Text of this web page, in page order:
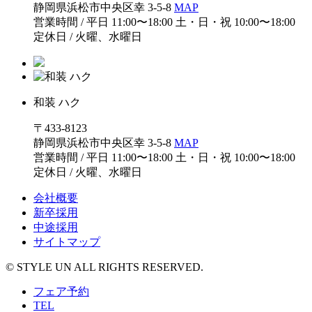
静岡県浜松市中央区幸 3-5-8 MAP
営業時間 / 平日 11:00〜18:00 土・日・祝 10:00〜18:00
定休日 / 火曜、水曜日
和装 ハク
〒433-8123
静岡県浜松市中央区幸 3-5-8 MAP
営業時間 / 平日 11:00〜18:00 土・日・祝 10:00〜18:00
定休日 / 火曜、水曜日
会社概要
新卒採用
中途採用
サイトマップ
© STYLE UN ALL RIGHTS RESERVED.
フェア予約
TEL